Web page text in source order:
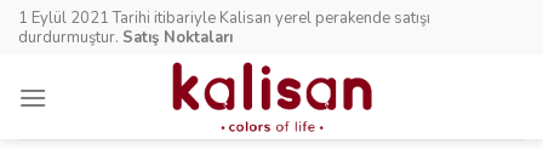
Skip1 Eylül 2021 Tarihi itibariyle Kalisan yerel perakende satışı
durdurmuştur. Satış Noktaları